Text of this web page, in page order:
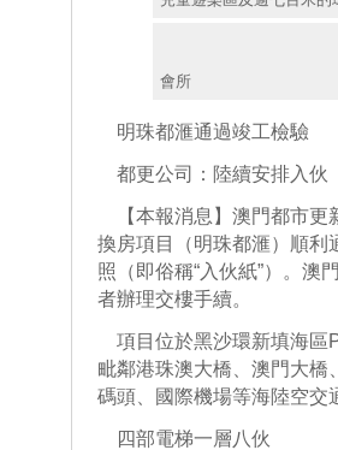
會所
明珠都滙通過竣工檢驗
都更公司：陸續安排入伙
【本報消息】澳門都市更
換房項目（明珠都滙）順利
照（即俗稱“入伙紙”）。澳
者辦理交樓手續。
項目位於黑沙環新填海區
毗鄰港珠澳大橋、澳門大橋
碼頭、國際機場等海陸空交
四部電梯一層八伙